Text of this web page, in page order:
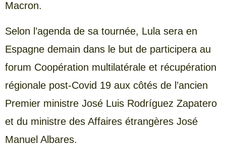
Macron.
Selon l’agenda de sa tournée, Lula sera en
Espagne demain dans le but de participera au
forum Coopération multilatérale et récupération
régionale post-Covid 19 aux côtés de l’ancien
Premier ministre José Luis Rodríguez Zapatero
et du ministre des Affaires étrangères José
Manuel Albares.